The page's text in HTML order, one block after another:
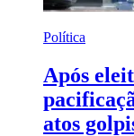
Política
Após
atos